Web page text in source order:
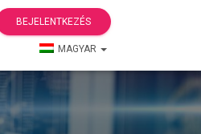
BEJELENTKEZÉS
MAGYAR